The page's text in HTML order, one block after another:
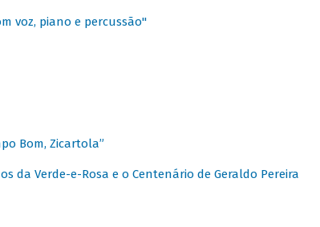
voz, piano e percussão"
Bom, Zicartola”
da Verde-e-Rosa e o Centenário de Geraldo Pereira